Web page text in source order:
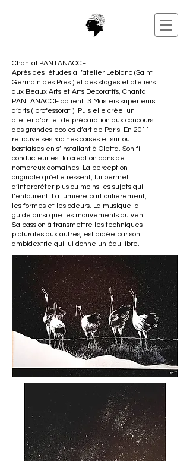
Chantal PANTANACCE
Après des études a l’atelier Leblanc (Saint
Germain des Pres ) et des stages et ateliers
aux Beaux Arts et Arts Decoratifs, Chantal
PANTANACCE obtient 3 Masters supérieurs
d’arts ( professorat ). Puis elle crée un
atelier d’art et de préparation aux concours
des grandes ecoles d’art de Paris. En 2011
retrouve ses racines corses et surtout
bastiaises en s’installant à Oletta. Son fil
conducteur est la création dans de
nombreux domaines. La perception
originale qu'elle ressent, lui permet
d’interpréter plus ou moins les sujets qui
l’entourent. La lumière particulièrement,
les formes et les odeurs. La musique la
guide ainsi que les mouvements du vent.
Sa passion à transmettre les techniques
picturales aux autres, est aidée par son
ambidextrie qui lui donne un équilibre.